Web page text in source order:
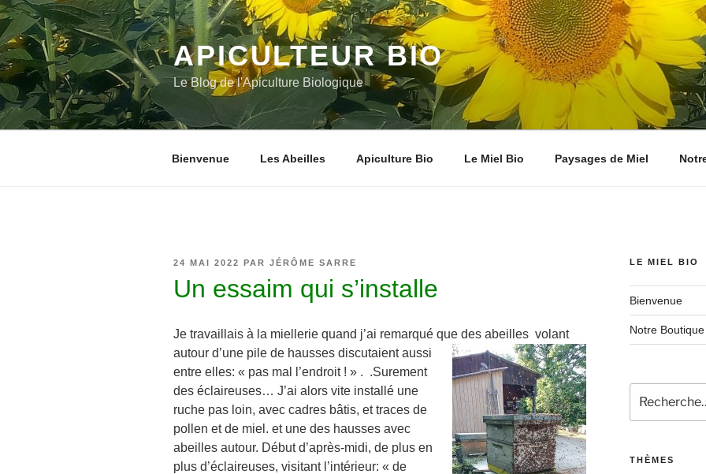
Aller
au
contenu
principal
APICULTEUR BIO
Le Blog de l'Apiculture Biologique
Bienvenue Les Abeilles Apiculture Bio Le Miel Bio Paysages de Miel
PUBLIÉ
24 MAI 2022 PAR JÉRÔME SARRE
Un essaim qui s’installe
Je travaillais à la miellerie quand j’ai remarqué que des abeilles volant
autour d’une pile de hausses discutaient aussi
entre elles: « pas mal l’endroit ! » . .Surement
des éclaireuses… J’ai alors vite installé une
ruche pas loin, avec cadres bâtis, et traces de
pollen et de miel. et une des hausses avec
abeilles autour. Début d’après-midi, de plus en
plus d’éclaireuses, visitant l’intérieur: « de
LE MIEL BIO
Bienvenue
Notre
pour
THÈMES